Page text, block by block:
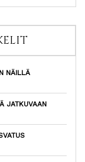
NÄILLÄ
JATKUVAAN